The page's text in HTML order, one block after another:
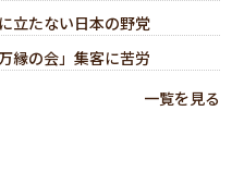
たない日本の野党
の会」集客に苦労
一覧を見る